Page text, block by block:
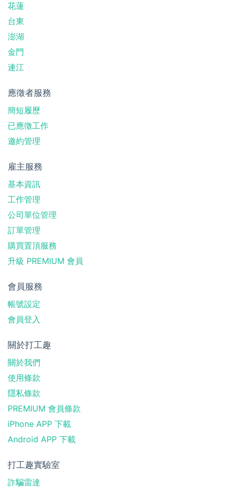
花蓮
台東
澎湖
金門
連江
應徵者服務
簡短履歷
已應徵工作
邀約管理
雇主服務
基本資訊
工作管理
公司單位管理
訂單管理
購買置頂服務
升級 PREMIUM 會員
會員服務
帳號設定
會員登入
關於打工趣
關於我們
使用條款
隱私條款
PREMIUM 會員條款
iPhone APP 下載
Android APP 下載
打工趣實驗室
詐騙雷達